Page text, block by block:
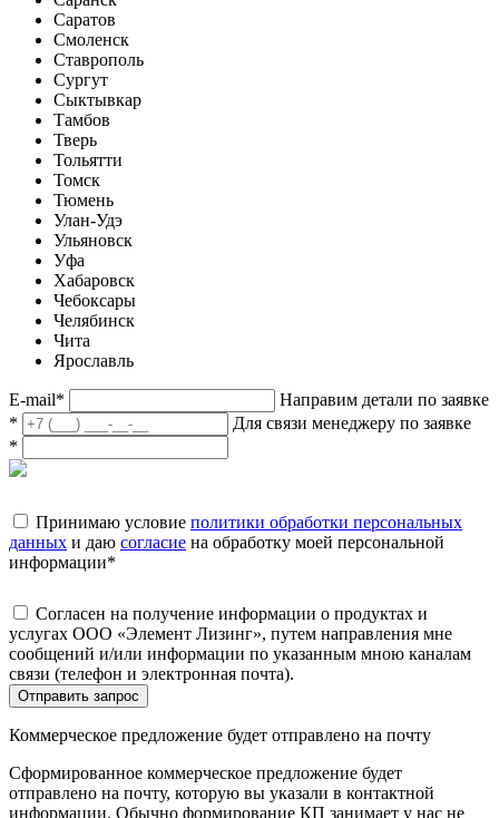
Саратов
Смоленск
Ставрополь
Сургут
Сыктывкар
Тамбов
Тверь
Тольятти
Томск
Тюмень
Улан-Удэ
Ульяновск
Уфа
Хабаровск
Чебоксары
Челябинск
Чита
Ярославль
E-mail*
Направим детали по заявке
*
Для связи менеджеру по заявке
*
Принимаю условие политики обработки персональных
данных и даю согласие на обработку моей персональной
информации*
Согласен на получение информации о продуктах и
услугах ООО «Элемент Лизинг», путем направления мне
сообщений и/или информации по указанным мною каналам
связи (телефон и электронная почта).
Отправить запрос
Коммерческое предложение будет отправлено на почту
Сформированное коммерческое предложение будет
отправлено на почту, которую вы указали в контактной
информации. Обычно формирование КП занимает у нас не